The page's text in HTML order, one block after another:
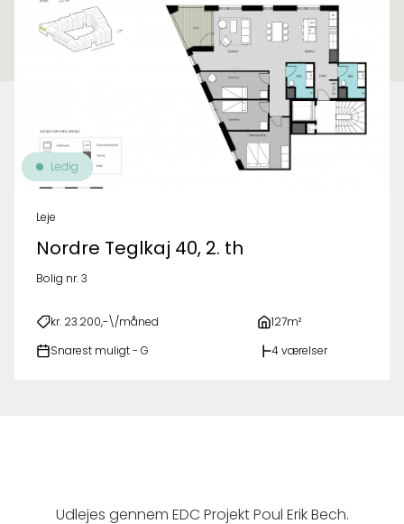
Ledig
Leje
Nordre Teglkaj 40, 2. th
Bolig nr. 3
kr. 23.200,-\/måned 127m²
Snarest muligt - G 4 værelser
Udlejes gennem EDC Projekt Poul Erik Bech.